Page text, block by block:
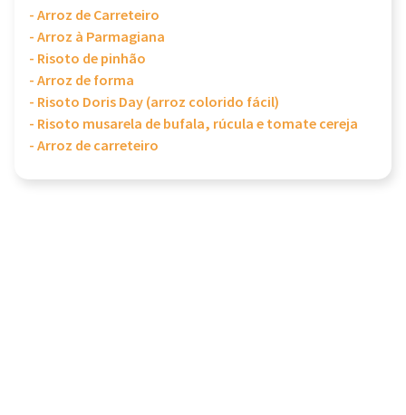
- Arroz de Carreteiro
- Arroz à Parmagiana
- Risoto de pinhão
- Arroz de forma
- Risoto Doris Day (arroz colorido fácil)
- Risoto musarela de bufala, rúcula e tomate cereja
- Arroz de carreteiro